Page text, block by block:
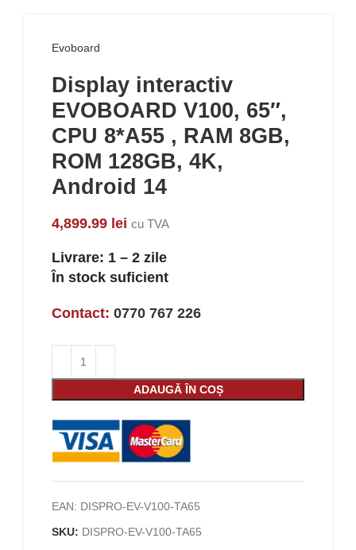
Evoboard
Display interactiv
EVOBOARD V100, 65″,
CPU 8*A55 , RAM 8GB,
ROM 128GB, 4K,
Android 14
4,899.99 lei cu TVA
Livrare: 1 – 2 zile
În stock suficient
Contact: 0770 767 226
ADAUGĂ ÎN COȘ
EAN: DISPRO-EV-V100-TA65
SKU: DISPRO-EV-V100-TA65